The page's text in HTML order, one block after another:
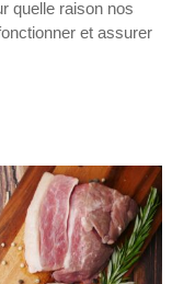
quelle raison nos
et assurer